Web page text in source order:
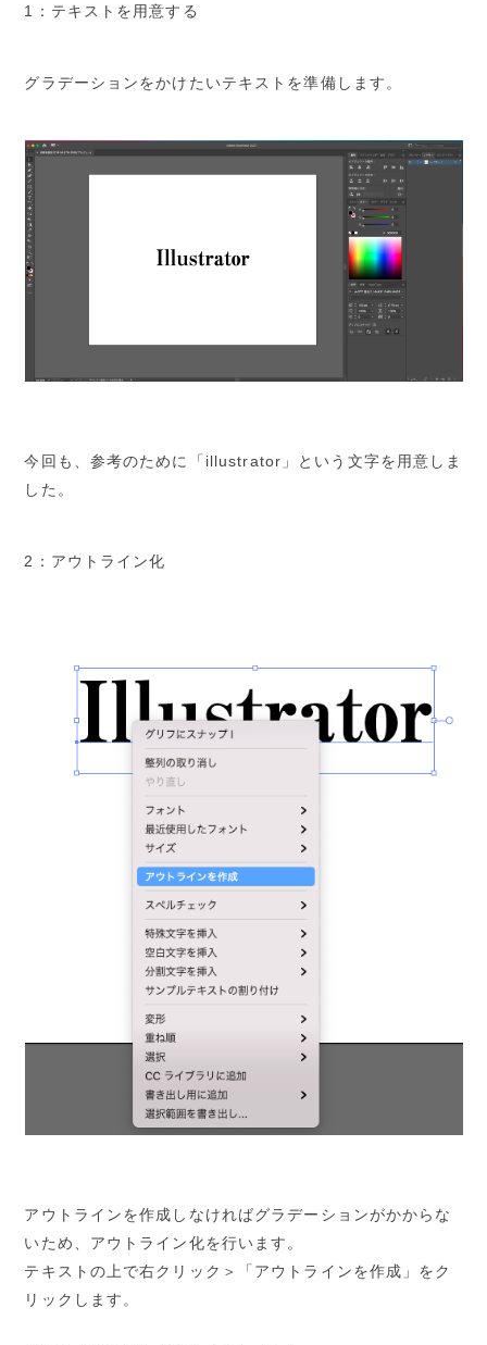
1：テキストを用意する
グラデーションをかけたいテキストを準備します。
今回も、参考のために「illustrator」という文字を用意しま
した。
2：アウトライン化
アウトラインを作成しなければグラデーションがかからな
いため、アウトライン化を行います。
テキストの上で右クリック＞「アウトラインを作成」をク
リックします。